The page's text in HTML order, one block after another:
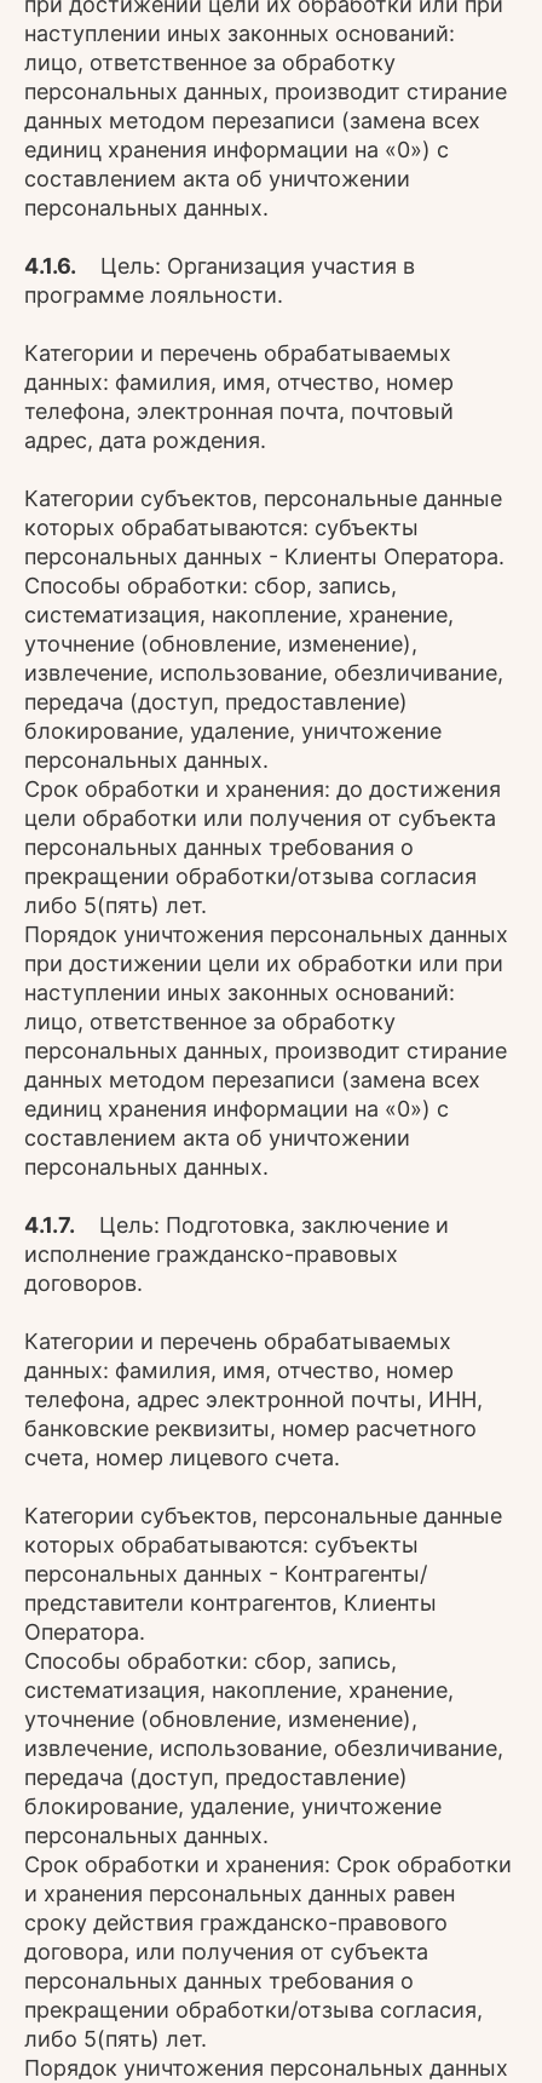
наступлении иных законных оснований:
лицо, ответственное за обработку
персональных данных, производит стирание
данных методом перезаписи (замена всех
единиц хранения информации на «0») с
составлением акта об уничтожении
персональных данных.
4.1.6. Цель: Организация участия в
программе лояльности.
Категории и перечень обрабатываемых
данных: фамилия, имя, отчество, номер
телефона, электронная почта, почтовый
адрес, дата рождения.
Категории субъектов, персональные данные
которых обрабатываются: субъекты
персональных данных - Клиенты Оператора.
Способы обработки: сбор, запись,
систематизация, накопление, хранение,
уточнение (обновление, изменение),
извлечение, использование, обезличивание,
передача (доступ, предоставление)
блокирование, удаление, уничтожение
персональных данных.
Срок обработки и хранения: до достижения
цели обработки или получения от субъекта
персональных данных требования о
прекращении обработки/отзыва согласия
либо 5(пять) лет.
Порядок уничтожения персональных данных
при достижении цели их обработки или при
наступлении иных законных оснований:
лицо, ответственное за обработку
персональных данных, производит стирание
данных методом перезаписи (замена всех
единиц хранения информации на «0») с
составлением акта об уничтожении
персональных данных.
4.1.7. Цель: Подготовка, заключение и
исполнение гражданско-правовых
договоров.
Категории и перечень обрабатываемых
данных: фамилия, имя, отчество, номер
телефона, адрес электронной почты, ИНН,
банковские реквизиты, номер расчетного
счета, номер лицевого счета.
Категории субъектов, персональные данные
которых обрабатываются: субъекты
персональных данных - Контрагенты/
представители контрагентов, Клиенты
Оператора.
Способы обработки: сбор, запись,
систематизация, накопление, хранение,
уточнение (обновление, изменение),
извлечение, использование, обезличивание,
передача (доступ, предоставление)
блокирование, удаление, уничтожение
персональных данных.
Срок обработки и хранения: Срок обработки
и хранения персональных данных равен
сроку действия гражданско-правового
договора, или получения от субъекта
персональных данных требования о
прекращении обработки/отзыва согласия,
либо 5(пять) лет.
Порядок уничтожения персональных данных